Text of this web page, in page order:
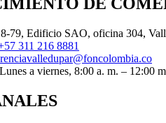
79, Edificio SAO, oficina 304,
311 216 8881
a viernes, 8:00 a. m. – 12:00